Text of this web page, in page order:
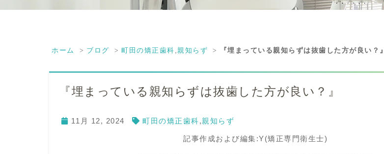
ホーム ブログ 町田の矯正歯科 親知らず 『埋まっている親知らずは抜歯した方が良い？』
『埋まっている親知らずは抜歯した方が良い？』
11月 12, 2024 町田の矯正歯科,親知らず
記事作成および編集:Y(矯正専門衛生士)